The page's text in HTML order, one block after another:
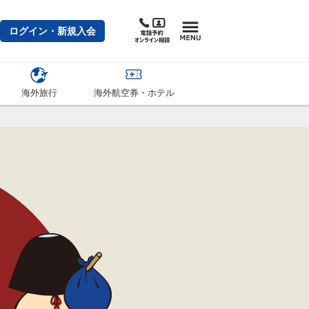
ログイン・新規入会
海外旅行 海外航空券・ホテル